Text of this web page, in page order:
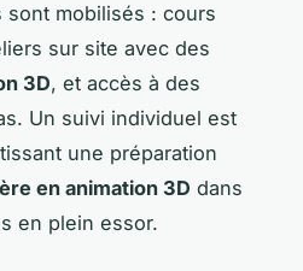
mobilisés : cours
sur site avec des
3D, et accès à des
Un suivi individuel est
une préparation
en animation 3D dans
en plein essor.